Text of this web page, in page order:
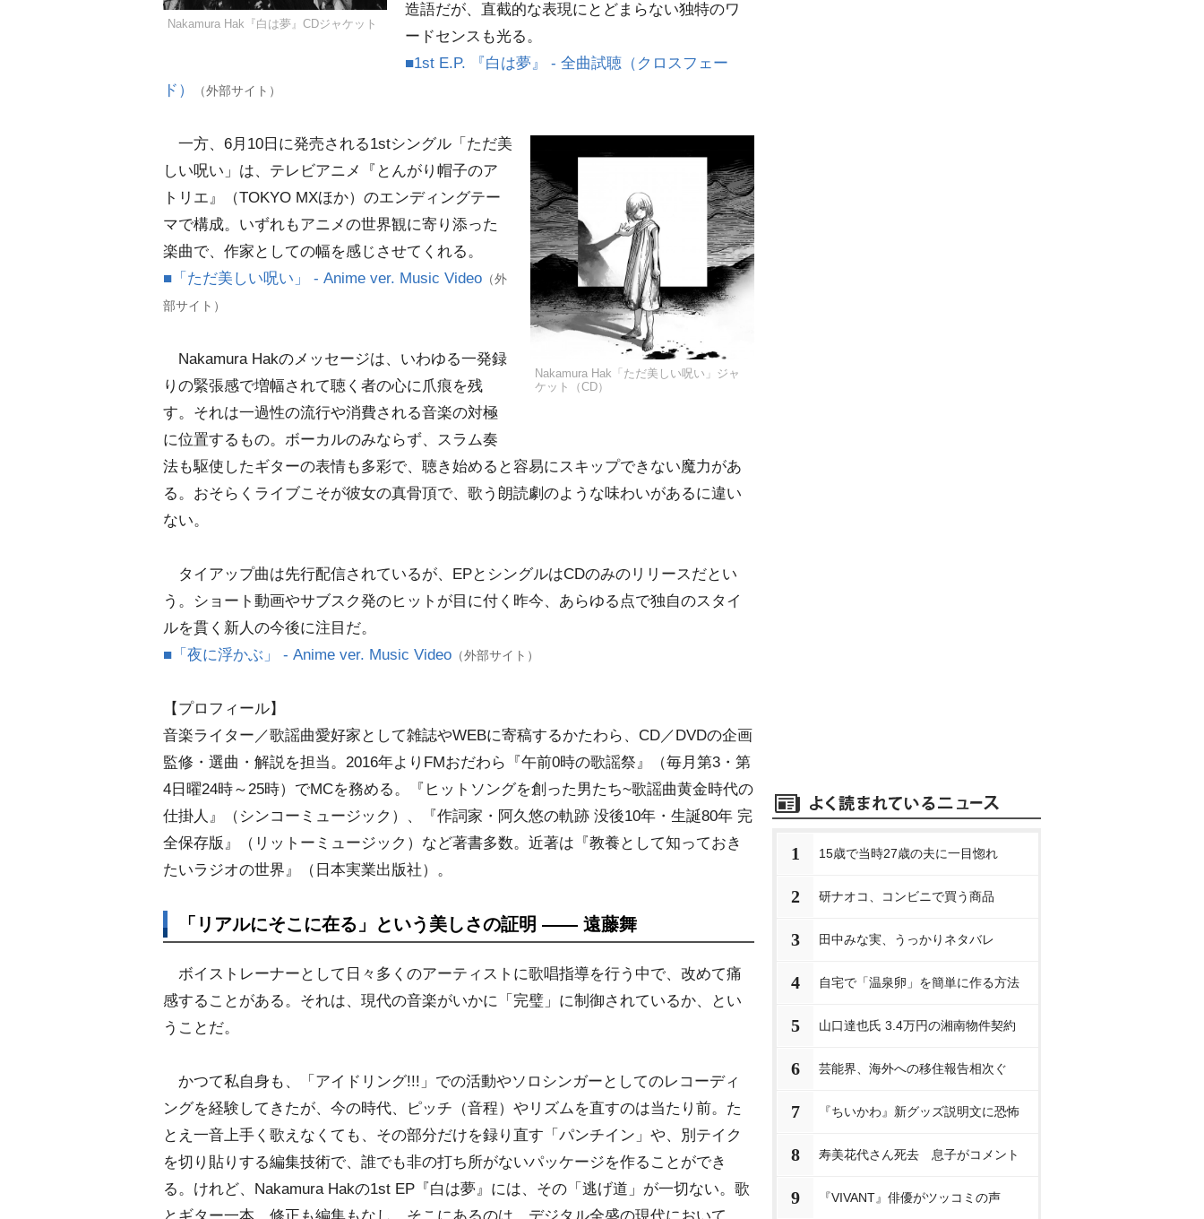
Nakamura Hak『白は夢』CDジャケット
造語だが、直截的な表現にとどまらない独特のワ
ードセンスも光る。
■1st E.P. 『白は夢』 - 全曲試聴（クロスフェー
ド）
（外部サイト）
Nakamura Hak「ただ美しい呪い」ジャ
ケット（CD）
一方、6月10日に発売される1stシングル「ただ美
しい呪い」は、テレビアニメ『とんがり帽子のア
トリエ』（TOKYO MXほか）のエンディングテー
マで構成。いずれもアニメの世界観に寄り添った
楽曲で、作家としての幅を感じさせてくれる。
■「ただ美しい呪い」 - Anime ver. Music Video （外
部サイト）
Nakamura Hakのメッセージは、いわゆる一発録
りの緊張感で増幅されて聴く者の心に爪痕を残
す。それは一過性の流行や消費される音楽の対極
に位置するもの。ボーカルのみならず、スラム奏
法も駆使したギターの表情も多彩で、聴き始めると容易にスキップできない魔力があ
る。おそらくライブこそが彼女の真骨頂で、歌う朗読劇のような味わいがあるに違い
ない。
タイアップ曲は先行配信されているが、EPとシングルはCDのみのリリースだとい
う。ショート動画やサブスク発のヒットが目に付く昨今、あらゆる点で独自のスタイ
ルを貫く新人の今後に注目だ。
■「夜に浮かぶ」 - Anime ver. Music Video （外部サイト）
【プロフィール】
音楽ライター／歌謡曲愛好家として雑誌やWEBに寄稿するかたわら、CD／DVDの企画
監修・選曲・解説を担当。2016年よりFMおだわら『午前0時の歌謡祭』（毎月第3・第
4日曜24時～25時）でMCを務める。『ヒットソングを創った男たち~歌謡曲黄金時代の
仕掛人』（シンコーミュージック）、『作詞家・阿久悠の軌跡 没後10年・生誕80年 完
全保存版』（リットーミュージック）など著書多数。近著は『教養として知っておき
たいラジオの世界』（日本実業出版社）。
「リアルにそこに在る」という美しさの証明 ―― 遠藤舞
ボイストレーナーとして日々多くのアーティストに歌唱指導を行う中で、改めて痛
感することがある。それは、現代の音楽がいかに「完璧」に制御されているか、とい
うことだ。
かつて私自身も、「アイドリング!!!」での活動やソロシンガーとしてのレコーディ
ングを経験してきたが、今の時代、ピッチ（音程）やリズムを直すのは当たり前。た
とえ一音上手く歌えなくても、その部分だけを録り直す「パンチイン」や、別テイク
を切り貼りする編集技術で、誰でも非の打ち所がないパッケージを作ることができ
る。けれど、Nakamura Hakの1st EP『白は夢』には、その「逃げ道」が一切ない。歌
1 15歳で当時27歳の夫に一目惚れ
2 研ナオコ、コンビニで買う商品
3 田中みな実、うっかりネタバレ
4 自宅で「温泉卵」を簡単に作る方法
5 山口達也氏 3.4万円の湘南物件契約
6 芸能界、海外への移住報告相次ぐ
7 『ちいかわ』新グッズ説明文に恐怖
8 寿美花代さん死去 息子がコメント
9 『VIVANT』俳優がツッコミの声